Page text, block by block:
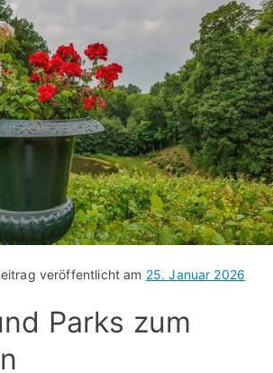
veröffentlicht am 25. Januar 2026
Parks zum